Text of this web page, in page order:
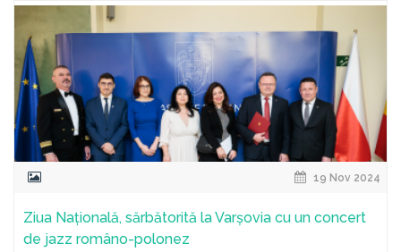
19 Nov 2024
Ziua Națională, sărbătorită la Varșovia cu un concert
de jazz româno-polonez